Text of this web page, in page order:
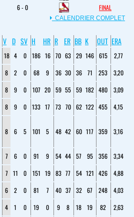
6 - 0 FINAL
CALENDRIER COMPLET
V D SV H HR R ER BB K OUT ERA
18 4 0 186 16 70 63 29 146 615
2,77
8 2 0 68 9 36 30 36 71 253
3,20
8 9 0 107 20 59 55 59 182 480
3,09
8 9 0 133 17 73 70 62 122 455 4,15
8 6 5 101 5 48 42 60 117 359 3,16
7 6 0 91 9 54 44 57 95 356
3,34
7 11 0 151 19 83 77 54 121 426
4,88
6 2 0 81 7 40 37 32 67 248
4,03
4 1 0 19 0 9 8 18 19 82 2,63